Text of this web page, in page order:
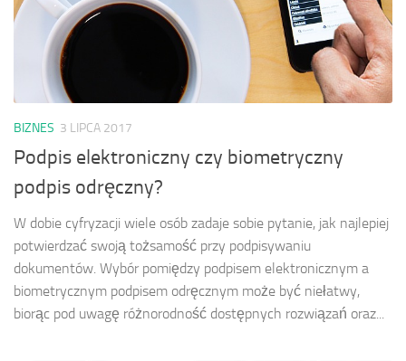
BIZNES 3 LIPCA 2017
Podpis elektroniczny czy biometryczny
podpis odręczny?
W dobie cyfryzacji wiele osób zadaje sobie pytanie, jak najlepiej
potwierdzać swoją tożsamość przy podpisywaniu
dokumentów. Wybór pomiędzy podpisem elektronicznym a
biometrycznym podpisem odręcznym może być niełatwy,
biorąc pod uwagę różnorodność dostępnych rozwiązań oraz...